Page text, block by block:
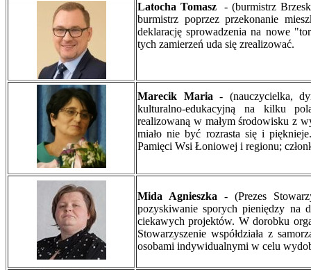
Latocha Tomasz- (burmistrz
burmistrz poprzez przekonanie
deklarację sprowadzenia na nowe
tych zamierzeń uda się zrealizować.
Marecik Maria - (nauczycielka,
kulturalno-edukacyjną na kilku
realizowaną w małym środowisku z
miało nie być rozrasta się i
Pamięci Wsi Łoniowej i regionu;
Mida Agnieszka - (Prezes
pozyskiwanie sporych pieniędzy na
ciekawych projektów. W dorobku
Stowarzyszenie współdziała z
osobami indywidualnymi w celu